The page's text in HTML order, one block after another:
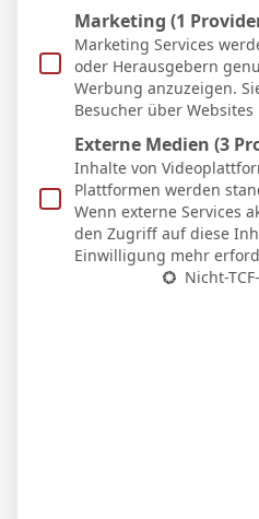
gegen RB Leipzig
Themenstarter Veröffentlicht
BergischerLoewe
Marketing (1
Marketing Services
oder Herausgebern
Werbung anzuzeigen.
Besucher über
Externe Medien (3
Inhalte von
Plattformen werden
Wenn externe Services
den Zugriff auf diese
Einwilligung mehr
Nicht-